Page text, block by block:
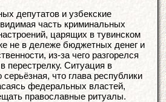
депутатов и узбекские
часть криминальных
царящих в тувинском
не в дележе бюджетных денег и
из-за чего разгорелся
перестрелку. Ситуация в
серьёзная, что глава республики
федеральных властей,
православные ритуалы.